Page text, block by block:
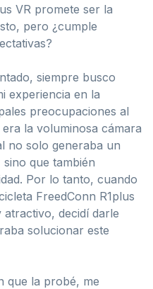
VR promete ser la
pero ¿cumple
siempre busco
experiencia en la
preocupaciones al
la voluminosa cámara
no solo generaba un
que también
Por lo tanto, cuando
FreedConn R1plus
decidí darle
solucionar este
que la probé, me